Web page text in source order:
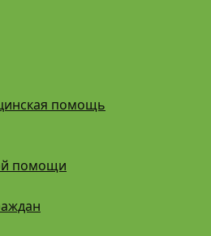
помощь
помощи